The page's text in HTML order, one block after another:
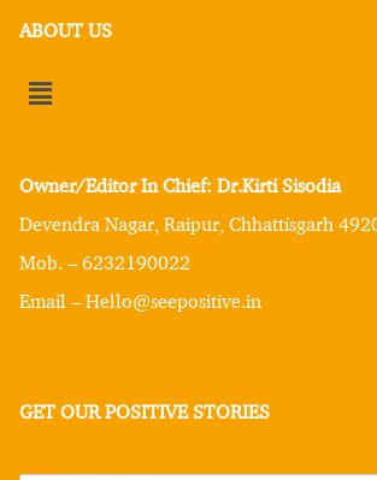
ABOUT US
Owner/Editor In Chief: Dr.Kirti Sisodia
Devendra Nagar, Raipur, Chhattisgarh
Mob. – 6232190022
Email – Hello@seepositive.in
GET OUR POSITIVE STORIES